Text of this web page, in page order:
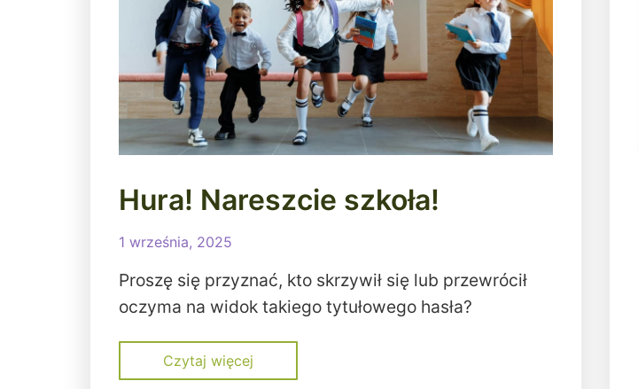
Hura! Nareszcie szkoła!
1 września, 2025
Proszę się przyznać, kto skrzywił się lub przewrócił
oczyma na widok takiego tytułowego hasła?
Czytaj więcej